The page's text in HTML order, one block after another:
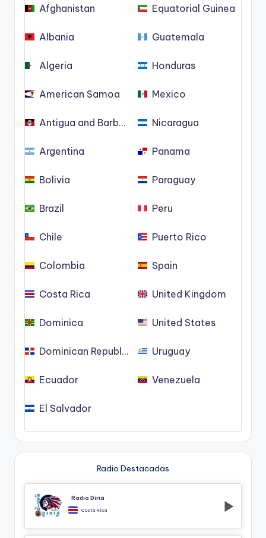
Afghanistan
Albania
Algeria
American Samoa
Antigua and Barbuda
Argentina
Bolivia
Brazil
Chile
Colombia
Costa Rica
Dominica
Dominican Republic
Ecuador
El Salvador
Equatorial Guinea
Guatemala
Honduras
Mexico
Nicaragua
Panama
Paraguay
Peru
Puerto Rico
Spain
United Kingdom
United States
Uruguay
Venezuela
Radio Destacadas
Radio Diriá
Costa Rica